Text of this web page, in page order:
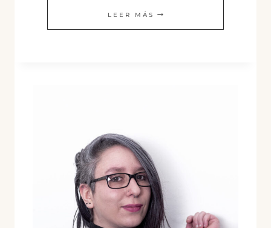
LEER MÁS AGAR